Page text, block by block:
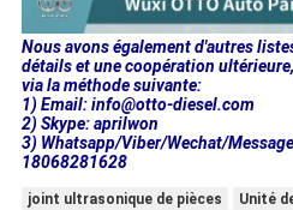
Nous avons également d'autres
détails et une coopération
via la méthode suivante:
1) Email: info@otto-diesel.com
2) Skype: aprilwon
3) Whatsapp/Viber/Wechat/
18068281628
joint ultrasonique de pièces
Unité